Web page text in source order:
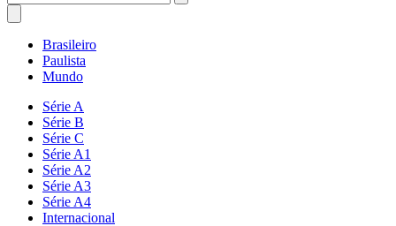
Brasileiro
Paulista
Mundo
Série A
Série B
Série C
Série A1
Série A2
Série A3
Série A4
Internacional